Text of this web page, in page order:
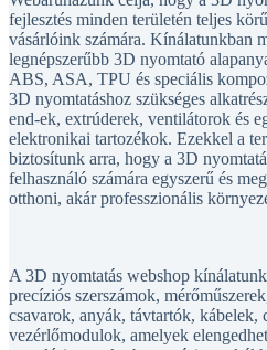
fejlesztés minden területén teljes
vásárlóink számára. Kínálatunkban
legnépszerűbb 3D nyomtató
ABS, ASA, TPU és speciális
3D nyomtatáshoz szükséges
end-ek, extrúderek, ventilátorok és
elektronikai tartozékok. Ezekkel a
biztosítunk arra, hogy a 3D
felhasználó számára egyszerű és
otthoni, akár professzionális
A 3D nyomtatás webshop
precíziós szerszámok,
csavarok, anyák, távtartók, kábelek,
vezérlőmodulok, amelyek